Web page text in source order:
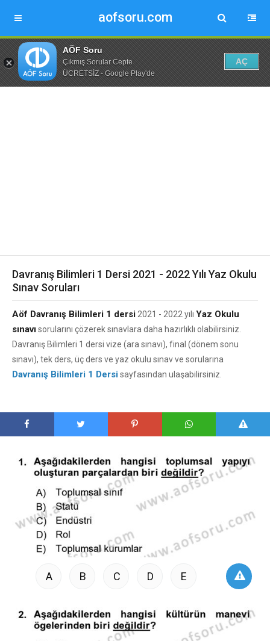
aofsoru.com
AÖF Soru
Çıkmış Sorular Cepte
ÜCRETSİZ - Google Play'de
AÇ
Davranış Bilimleri 1 Dersi 2021 - 2022 Yılı Yaz Okulu
Sınav Soruları
Aöf Davranış Bilimleri 1 dersi 2021 - 2022 yılı Yaz Okulu
sınavısorularını çözerek sınavlara daha hazırlıklı olabilirsiniz.
Davranış Bilimleri 1 dersi vize (ara sınavı), final (dönem sonu
sınavı), tek ders, üç ders ve yaz okulu sınav ve sorularına
Davranış Bilimleri 1 Dersisayfasından ulaşabilirsiniz.
A B C D E